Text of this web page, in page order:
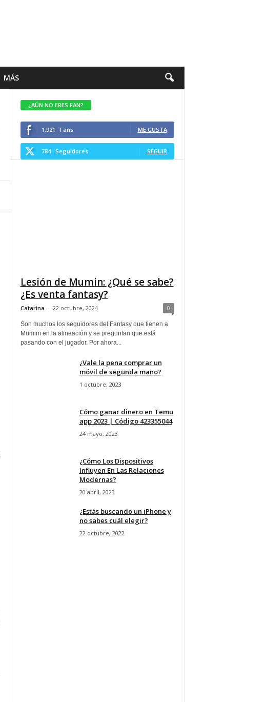
MÁS
¿AÚN NO ERES FAN?
1,921 Fans ME GUSTA
784 Seguidores SEGUIR
Lesión de Mumin: ¿Qué se sabe?
¿Es venta fantasy?
Catarina - 22 octubre, 2024 0
Son muchos los seguidores del Fantasy que tienen a
Mumim en la alineación y se preguntan que está
pasando con el jugador. Por ahora...
¿Vale la pena comprar un
móvil de segunda mano?
1 octubre, 2023
Cómo ganar dinero en Temu
app 2023 | Código 423355044
24 mayo, 2023
¿Cómo Los Dispositivos
Influyen En Las Relaciones
Modernas?
20 abril, 2023
¿Estás buscando un iPhone y
no sabes cuál elegir?
22 octubre, 2022